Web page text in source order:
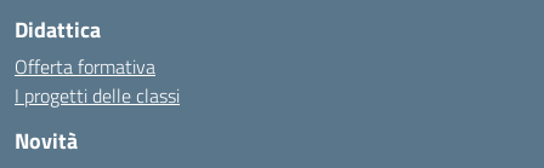
Didattica
Offerta formativa
I progetti delle classi
Novità